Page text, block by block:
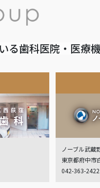
歯科医院・医療機
ノーブル武蔵
東京都府中市
042-363-2422